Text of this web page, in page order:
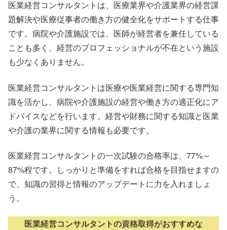
医業経営コンサルタントは、医療業界や介護業界の経営課
題解決や医療従事者の働き方の健全化をサポートする仕事
です。病院や介護施設では、医師が経営者を兼任している
ことも多く、経営のプロフェッショナルが不在という施設
も少なくありません。
医業経営コンサルタントは医療や医業経営に関する専門知
識を活かし、病院や介護施設の経営や働き方の適正化にア
ドバイスなどを行います。経営や財務に関する知識と医業
や介護の業界に関する情報も必要です。
医業経営コンサルタントの一次試験の合格率は、77%～
87%程です。しっかりと準備をすれば合格を目指せますの
で、知識の習得と情報のアップデートに力を入れましょ
う。
医業経営コンサルタントの資格取得がおすすめな